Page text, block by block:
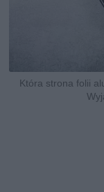
Która strona folii